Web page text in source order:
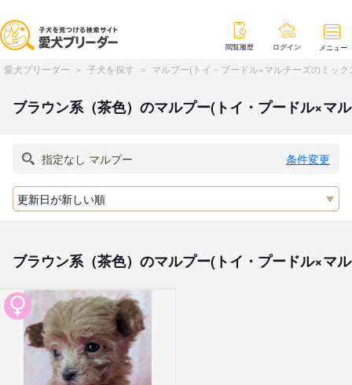
閲覧履歴 ログイン メニュー
愛犬ブリーダー 子犬を探す マルプー(トイ・プードル×マルチーズのミッ
ブラウン系（茶色）のマルプー(トイ・プードル×マ
条件変更
ブラウン系（茶色）のマルプー(トイ・プードル×マ